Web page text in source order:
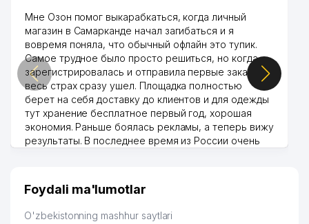
Мне Озон помог выкарабкаться, когда личный
магазин в Самарканде начал загибаться и я
вовремя поняла, что обычный офлайн это тупик.
Самое трудное было просто решиться, но когда
зарегистрировалась и отправила первые заказы,
весь страх сразу ушел. Площадка полностью
берет на себя доставку до клиентов и для одежды
тут хранение бесплатное первый год, хорошая
экономия. Раньше боялась рекламы, а теперь вижу
результаты. В последнее время из России очень
дальше развиваюсь потихоньку😊
Hamida 03.08.2026 12:45:39
Foydali ma'lumotlar
O'zbekistonning mashhur saytlari